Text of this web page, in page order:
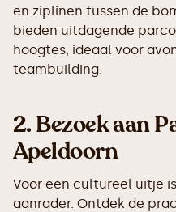
en ziplinen tussen de
bieden uitdagende
hoogtes, ideaal voor
teambuilding.
2.Bezoek aan
Apeldoorn
Voor een cultureel uitje
aanrader. Ontdek de